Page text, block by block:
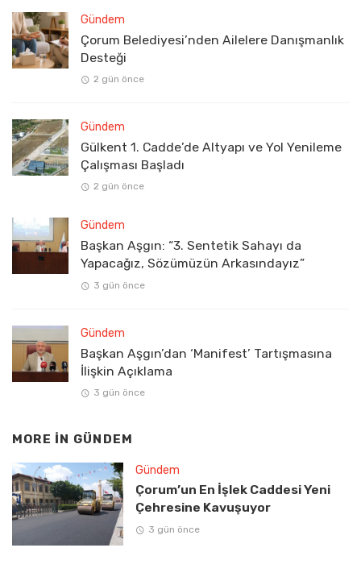
Gündem
Çorum Belediyesi’nden Ailelere Danışmanlık
Desteği
2 gün önce
Gündem
Gülkent 1. Cadde’de Altyapı ve Yol Yenileme
Çalışması Başladı
2 gün önce
Gündem
Başkan Aşgın: “3. Sentetik Sahayı da
Yapacağız, Sözümüzün Arkasındayız”
3 gün önce
Gündem
Başkan Aşgın’dan ‘Manifest’ Tartışmasına
İlişkin Açıklama
3 gün önce
MORE IN GÜNDEM
Gündem
Çorum’un En İşlek Caddesi Yeni
Çehresine Kavuşuyor
3 gün önce